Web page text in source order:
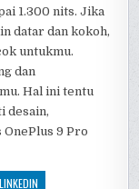
1.300 nits. Jika
datar dan kokoh,
untukmu.
dan
Hal ini tentu
desain,
9 Pro
LINKEDIN